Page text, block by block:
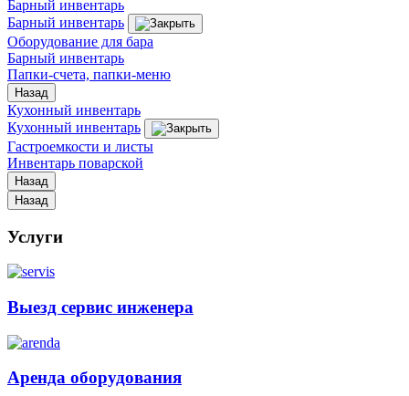
Барный инвентарь
Барный инвентарь
Оборудование для бара
Барный инвентарь
Папки-счета, папки-меню
Назад
Кухонный инвентарь
Кухонный инвентарь
Гастроемкости и листы
Инвентарь поварской
Назад
Назад
Услуги
Выезд сервис инженера
Аренда оборудования